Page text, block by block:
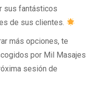
sus fantásticos
de sus clientes.
más opciones, te
por Mil Masajes
sesión de